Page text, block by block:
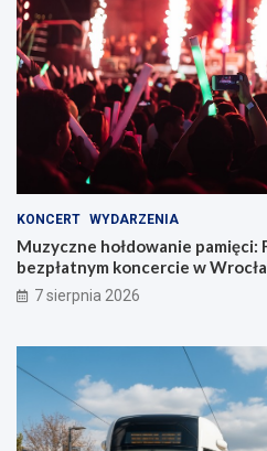
KONCERT WYDARZENIA
Muzyczne hołdowanie pamięci:
bezpłatnym koncercie w
7 sierpnia 2026